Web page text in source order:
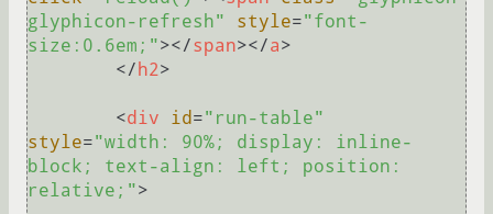
glyphicon-refresh"
style="font-
size:0.6em;"></span></a>
</ h2>
<div id ="run-table"
style="width: 90%; display: inline-
block; text-align: left; position:
relative;">